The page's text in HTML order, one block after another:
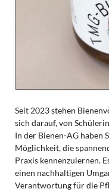
Seit 2023 stehen
sich darauf, von
In der Bienen-AG haben
Möglichkeit, die
Praxis kennenzulernen.
einen nachhaltigen
Verantwortung für die